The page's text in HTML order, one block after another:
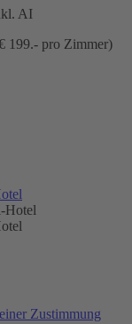
AI
199.- pro Zimmer)
Zustimmung